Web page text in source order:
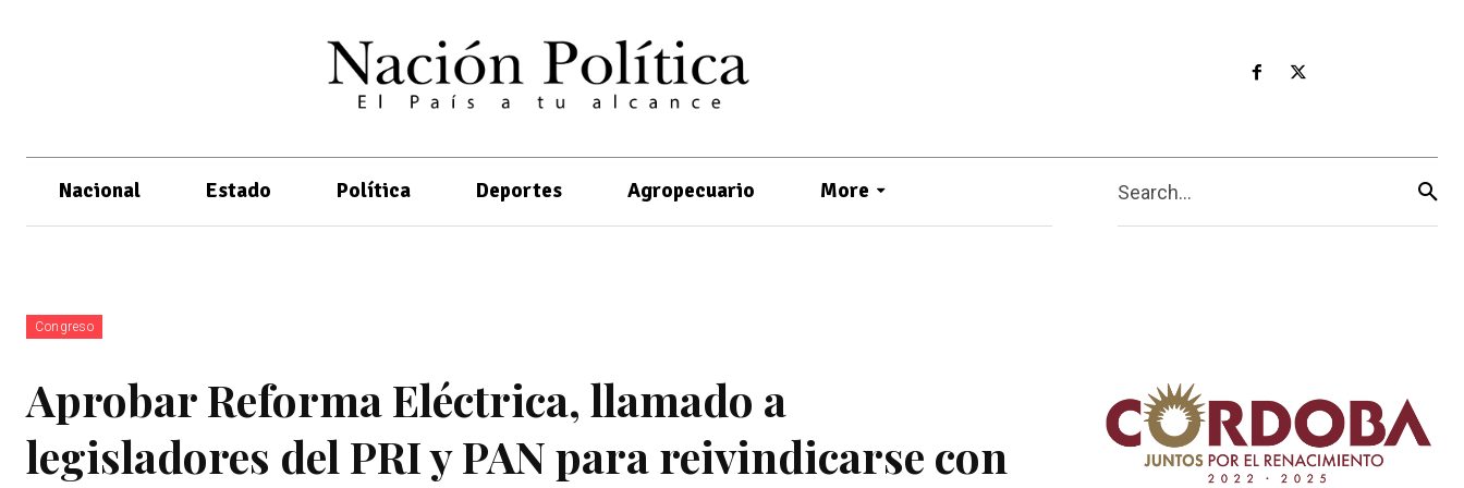
Nacional Estado Política Deportes Agropecuario More Search...
Congreso
Aprobar Reforma Eléctrica, llamado a
legisladores del PRI y PAN para reivindicarse con